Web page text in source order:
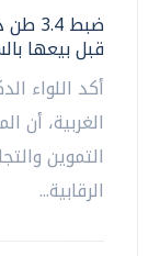
ضبط
قبل بيعها
أكد اللواء
الغربية، أن
التموين
الرقابية...